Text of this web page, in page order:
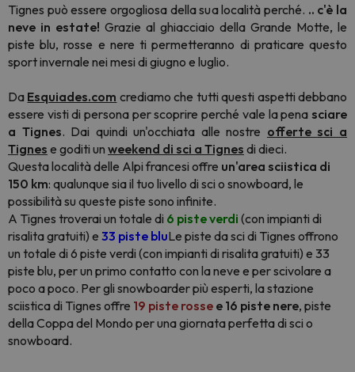
Tignes può essere orgogliosa della sua località perché. .. c'è la
neve in estate! Grazie al ghiacciaio della Grande Motte, le
piste blu, rosse e nere ti permetteranno di praticare questo
sport invernale nei mesi di giugno e luglio.
Da Esquiades.com crediamo che tutti questi aspetti debbano
essere visti di persona per scoprire perché vale la pena sciare
a Tignes. Dai quindi un'occhiata alle nostre offerte sci a
Tignes e goditi un weekend di sci a Tignes di dieci.
Questa località delle Alpi francesi offre un'area sciistica di
150 km: qualunque sia il tuo livello di sci o snowboard, le
possibilità su queste piste sono infinite.
A Tignes troverai un totale di 6 piste verdi (con impianti di
risalita gratuiti) e 33 piste bluLe piste da sci di Tignes offrono
un totale di 6 piste verdi (con impianti di risalita gratuiti) e 33
piste blu, per un primo contatto con la neve e per scivolare a
poco a poco. Per gli snowboarder più esperti, la stazione
sciistica di Tignes offre 19 piste rosse e 16 piste nere, piste
della Coppa del Mondo per una giornata perfetta di sci o
snowboard.